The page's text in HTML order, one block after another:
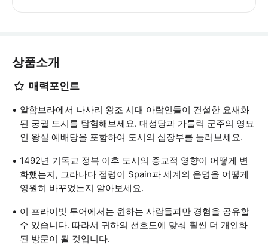
상품소개
매력포인트
알함브라에서 나사리 왕조 시대 아랍인들이 건설한 요새화
된 궁궐 도시를 탐험해보세요. 대성당과 가톨릭 군주의 영묘
인 왕실 예배당을 포함하여 도시의 심장부를 둘러보세요.
1492년 기독교 정복 이후 도시의 종교적 영향이 어떻게 변
화했는지, 그라나다 점령이 Spain과 세계의 운명을 어떻게
영원히 바꾸었는지 알아보세요.
이 프라이빗 투어에서는 원하는 사람들과만 경험을 공유할
수 있습니다. 따라서 귀하의 선호도에 맞춰 훨씬 더 개인화
된 방문이 될 것입니다.